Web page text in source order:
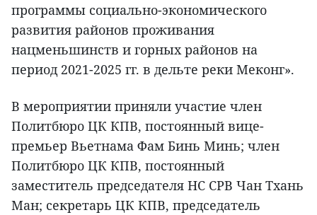
программы социально-экономического
развития районов проживания
нацменьшинств и горных районов на
период 2021-2025 гг. в дельте реки Меконг».
В мероприятии приняли участие член
Политбюро ЦК КПВ, постоянный вице-
премьер Вьетнама Фам Бинь Минь; член
Политбюро ЦК КПВ, постоянный
заместитель председателя НС СРВ Чан Тхань
Ман; секретарь ЦК КПВ, председатель